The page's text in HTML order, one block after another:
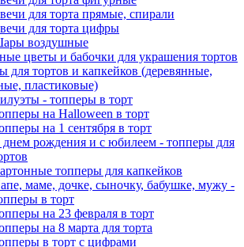
для торта прямые, спирали
для торта цифры
воздушные
цветы и бабочки для украшения тортов
для тортов и капкейков (деревянные,
пластиковые)
- топперы в торт
на Halloween в торт
на 1 сентября в торт
рождения и с юбилеем - топперы для
топперы для капкейков
маме, дочке, сыночку, бабушке, мужу -
в торт
на 23 февраля в торт
на 8 марта для торта
в торт с цифрами